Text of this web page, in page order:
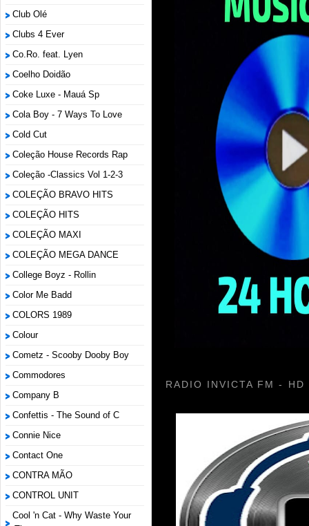
Club Olé
Clubs 4 Ever
Co.Ro. feat. Lyen
Coelho Doidão
Coke Luxe - Mauá Sp
Cola Boy - 7 Ways To Love
Cold Cut
Coleção House Records Rap
Coleção -Classics Vol 1-2-3
COLEÇÃO BRAVO HITS
COLEÇÃO HITS
COLEÇÃO MAXI
COLEÇÃO MEGA DANCE
College Boyz ‎- Rollin
Color Me Badd
COLORS 1989
Colour
Cometz - Scooby Dooby Boy
Commodores
Company B
Confettis - The Sound of C
Connie Nice
Contact One
CONTRA MÃO
CONTROL UNIT
Cool 'n Cat - Why Waste Your
RADIO INVICTA FM - HD